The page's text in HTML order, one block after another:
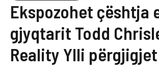
Ekspozohet çështja
gjyqtarit Todd
Reality Ylli përgjigjet